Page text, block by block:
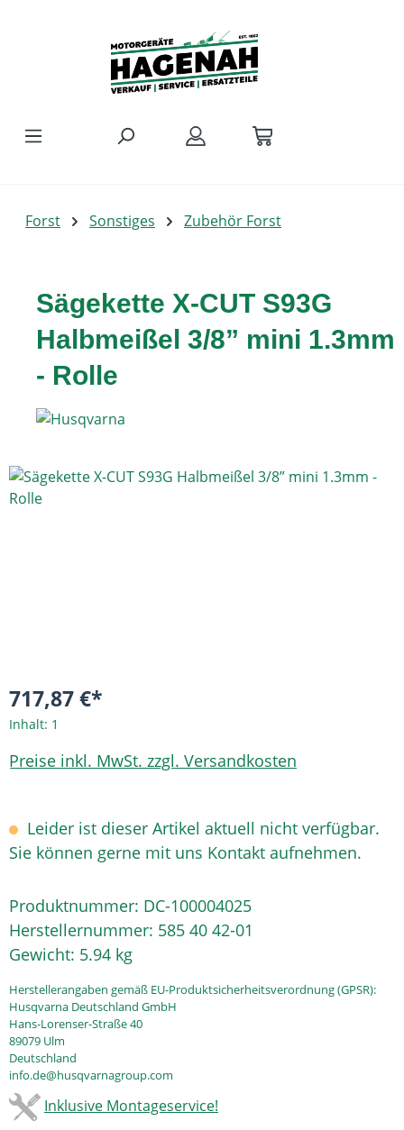
Forst Sonstiges Zubehör Forst
Sägekette X-CUT S93G
Halbmeißel 3/8” mini 1.3mm
- Rolle
Bildergalerie überspringen
717,87 €*
Inhalt: 1
Preise inkl. MwSt. zzgl. Versandkosten
Leider ist dieser Artikel aktuell nicht verfügbar.
Sie können gerne mit uns Kontakt aufnehmen.
Produktnummer: DC-100004025
Herstellernummer: 585 40 42-01
Gewicht: 5.94 kg
Herstellerangaben gemäß EU-Produktsicherheitsverordnung (GPSR):
Husqvarna Deutschland GmbH
Hans-Lorenser-Straße 40
89079 Ulm
Deutschland
info.de@husqvarnagroup.com
Inklusive Montageservice!